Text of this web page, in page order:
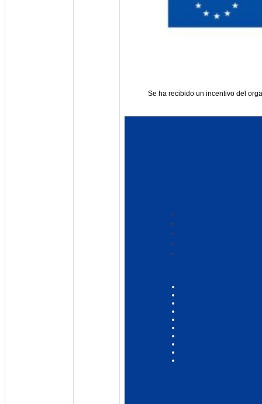
Se ha recibido un incentivo del